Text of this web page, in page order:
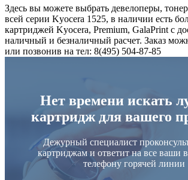
Здесь вы можете выбрать девелоперы,
всей серии Kyocera 1525, в наличии есть
картриджей Kyocera, Premium, GalaPrint с
наличный и безналичный расчет. Заказ
или позвонив на тел: 8(495) 504-87-85
Нет времени искать
картридж для вашего
Дежурный специалист
картриджам и ответит на все ваши
телефону горячей линии